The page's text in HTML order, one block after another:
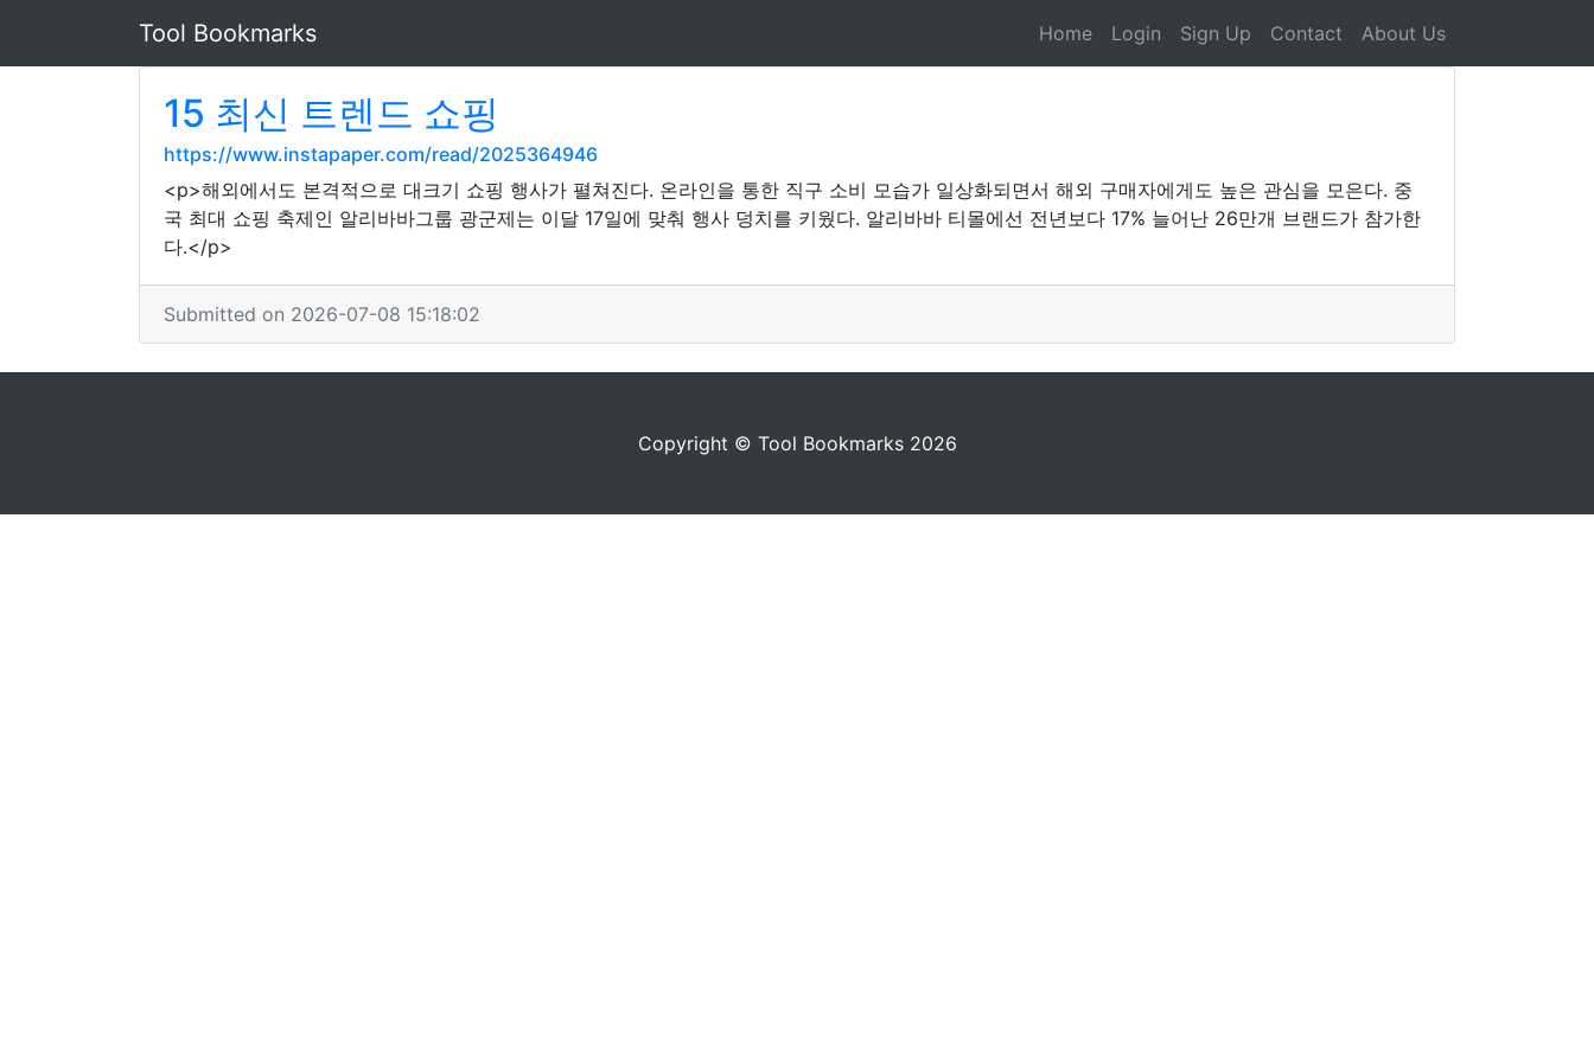
Tool Bookmarks Home Login Sign Up Contact About Us
15 최신 트렌드 쇼핑
https://www.instapaper.com/read/2025364946
<p>해외에서도 본격적으로 대크기 쇼핑 행사가 펼쳐진다. 온라인을 통한 직구 소비 모습가 일상화되면서 해외 구매자에게도 높은 관심을 모은다. 중
국 최대 쇼핑 축제인 알리바바그룹 광군제는 이달 17일에 맞춰 행사 덩치를 키웠다. 알리바바 티몰에선 전년보다 17% 늘어난 26만개 브랜드가 참가한
다.</p>
Submitted on 2026-07-08 15:18:02
Copyright © Tool Bookmarks 2026